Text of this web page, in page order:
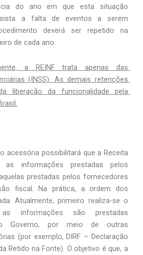
do ano em que esta situação
a falta de eventos a serem
deverá ser repetido na
de cada ano.
a REINF trata apenas das
(INSS). As demais retenções
liberação da funcionalidade pela
acessória possibilitará que a Receita
as informações prestadas pelos
prestadas pelos fornecedores
fiscal. Na prática, a ordem dos
Atualmente, primeiro realiza-se o
informações são prestadas
Governo, por meio de outras
(por exemplo, DIRF – Declaração
Retido na Fonte). O objetivo é que, a